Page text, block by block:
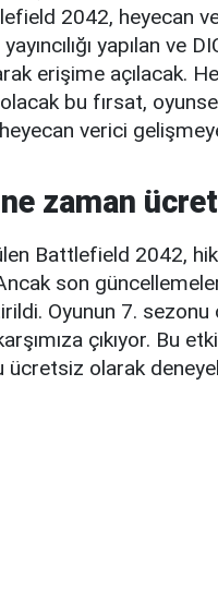
2042, heyecan
yapılan ve
erişime açılacak.
olacak bu fırsat,
verici
zaman
Battlefield 2042,
son
Oyunun 7.
çıkıyor. Bu
olarak